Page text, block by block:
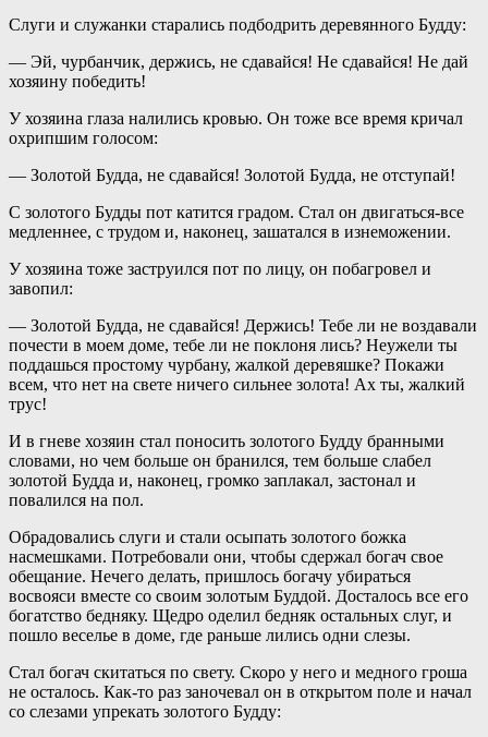
Слуги и служанки старались подбодрить деревянного Будду:
— Эй, чурбанчик, держись, не сдавайся! Не сдавайся! Не дай
хозяину победить!
У хозяина глаза налились кровью. Он тоже все время кричал
охрипшим голосом:
— Золотой Будда, не сдавайся! Золотой Будда, не отступай!
С золотого Будды пот катится градом. Стал он двигаться-все
медленнее, с трудом и, наконец, зашатался в изнеможении.
У хозяина тоже заструился пот по лицу, он побагровел и
завопил:
— Золотой Будда, не сдавайся! Держись! Тебе ли не воздавали
почести в моем доме, тебе ли не поклоня лись? Неужели ты
поддашься простому чурбану, жалкой деревяшке? Покажи
всем, что нет на свете ничего сильнее золота! Ах ты, жалкий
трус!
И в гневе хозяин стал поносить золотого Будду бранными
словами, но чем больше он бранился, тем больше слабел
золотой Будда и, наконец, громко заплакал, застонал и
повалился на пол.
Обрадовались слуги и стали осыпать золотого божка
насмешками. Потребовали они, чтобы сдержал богач свое
обещание. Нечего делать, пришлось богачу убираться
восвояси вместе со своим золотым Буддой. Досталось все его
богатство бедняку. Щедро оделил бедняк остальных слуг, и
пошло веселье в доме, где раньше лились одни слезы.
Стал богач скитаться по свету. Скоро у него и медного гроша
не осталось. Как-то раз заночевал он в открытом поле и начал
со слезами упрекать золотого Будду: